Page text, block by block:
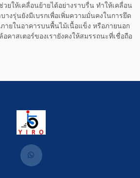
ยให้เคลื่อนย้ายได้อย่างราบรื่น ทำให้เคลื่อน
างรุ่นยังมีเบรกเพื่อเพิ่มความมั่นคงในการยึด
ายในอาคารบนพื้นไม้เนื้อแข็ง หรือภายนอก
คาสเตอร์ของเรายังคงให้สมรรถนะที่เชื่อถือ